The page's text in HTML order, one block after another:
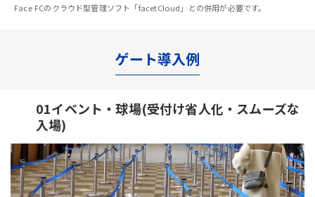
Face FCのクラウド型管理ソフト「facetCloud」との併用が必要です。
ゲート導入例
01イベント・球場(受付け省人化・スムーズな
入場)